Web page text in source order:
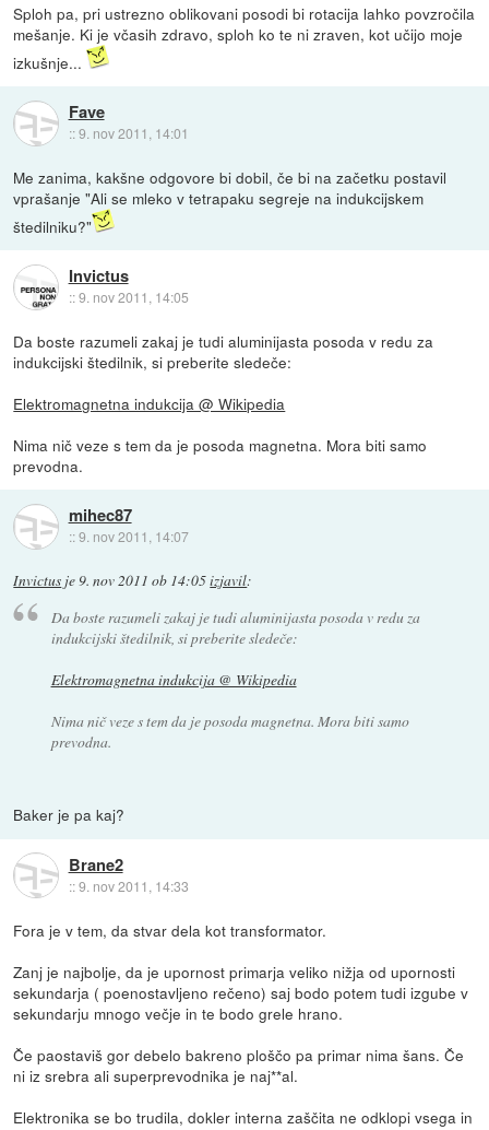
Sploh pa, pri ustrezno oblikovani posodi bi rotacija lahko povzročila
mešanje. Ki je včasih zdravo, sploh ko te ni zraven, kot učijo moje
izkušnje...
Fave
::9. nov 2011, 14:01
Me zanima, kakšne odgovore bi dobil, če bi na začetku postavil
vprašanje "Ali se mleko v tetrapaku segreje na indukcijskem
štedilniku?"
Invictus
::9. nov 2011, 14:05
Da boste razumeli zakaj je tudi aluminijasta posoda v redu za
indukcijski štedilnik, si preberite sledeče:
Elektromagnetna indukcija @ Wikipedia
Nima nič veze s tem da je posoda magnetna. Mora biti samo
prevodna.
mihec87
::9. nov 2011, 14:07
Invictus je9. nov 2011 ob 14:05izjavil:
Da boste razumeli zakaj je tudi aluminijasta posoda v redu za
indukcijski štedilnik, si preberite sledeče:
Elektromagnetna indukcija @ Wikipedia
Nima nič veze s tem da je posoda magnetna. Mora biti samo
prevodna.
Baker je pa kaj?
Brane2
::9. nov 2011, 14:33
Fora je v tem, da stvar dela kot transformator.
Zanj je najbolje, da je upornost primarja veliko nižja od upornosti
sekundarja ( poenostavljeno rečeno) saj bodo potem tudi izgube v
sekundarju mnogo večje in te bodo grele hrano.
Če paostaviš gor debelo bakreno ploščo pa primar nima šans. Če
ni iz srebra ali superprevodnika je naj**al.
Elektronika se bo trudila, dokler interna zaščita ne odklopi vsega in